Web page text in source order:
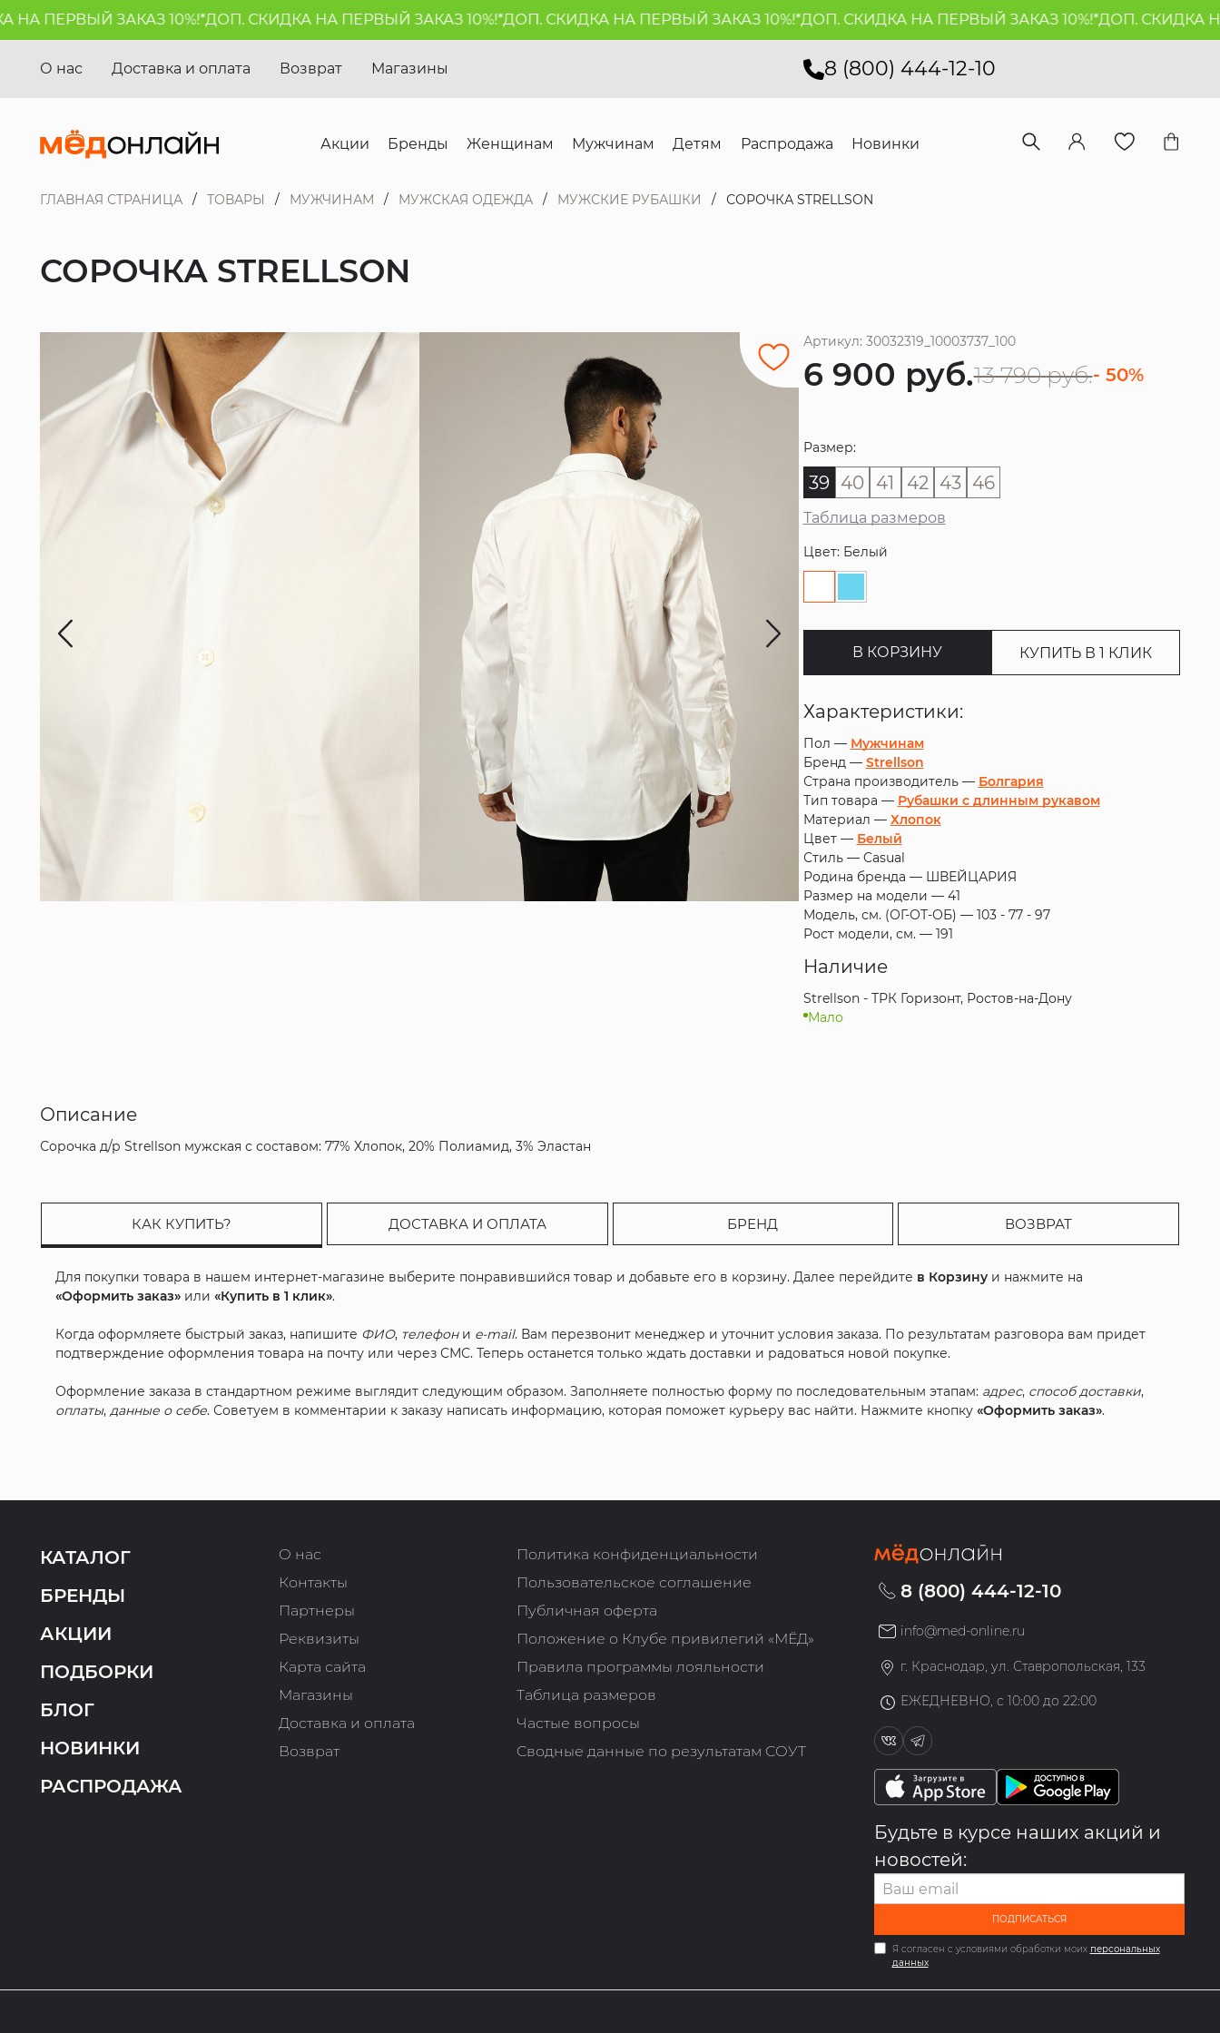
ПЕРВЫЙ ЗАКАЗ 10%!*ДОП. СКИДКА НА ПЕРВЫЙ ЗАКАЗ 10%!*ДОП. СКИДКА НА ПЕРВЫЙ ЗАКАЗ 10%!*ДОП. СКИДКА НА ПЕРВЫЙ ЗАКАЗ 10%!*ДОП. СКИДКА НА
8 (800) 444-12-10
О нас Доставка и оплата Возврат Магазины
Акции Бренды Женщинам Мужчинам Детям Распродажа Новинки
ГЛАВНАЯ СТРАНИЦА ТОВАРЫ МУЖЧИНАМ МУЖСКАЯ ОДЕЖДА МУЖСКИЕ РУБАШКИ СОРОЧКА STRELLSON
СОРОЧКА STRELLSON
Артикул: 30032319_10003737_100
6 900 руб.13 790 руб.- 50%
Размер:
39 40 41 42 43 46
Таблица размеров
Цвет: Белый
В КОРЗИНУ КУПИТЬ В 1 КЛИК
Характеристики:
Пол — Мужчинам
Бренд — Strellson
Страна производитель — Болгария
Тип товара — Рубашки с длинным рукавом
Материал — Хлопок
Цвет — Белый
Стиль — Casual
Родина бренда — ШВЕЙЦАРИЯ
Размер на модели — 41
Модель, см. (ОГ-ОТ-ОБ) — 103 - 77 - 97
Рост модели, см. — 191
Наличие
Strellson - ТРК Горизонт, Ростов-на-Дону
Мало
Описание
Сорочка д/р Strellson мужская с составом: 77% Хлопок, 20% Полиамид, 3% Эластан
КАК КУПИТЬ? ДОСТАВКА И ОПЛАТА БРЕНД ВОЗВРАТ
Для покупки товара в нашем интернет-магазине выберите понравившийся товар и добавьте его в корзину. Далее перейдите в Корзину и нажмите на
«Оформить заказ» или«Купить в 1 клик».
Когда оформляете быстрый заказ, напишите ФИО, телефони e-mail. Вам перезвонит менеджер и уточнит условия заказа. По результатам разговора вам придет
подтверждение оформления товара на почту или через СМС. Теперь останется только ждать доставки и радоваться новой покупке.
Оформление заказа в стандартном режиме выглядит следующим образом. Заполняете полностью форму по последовательным этапам: адрес, способ доставки,
оплаты,данные о себе. Советуем в комментарии к заказу написать информацию, которая поможет курьеру вас найти. Нажмите кнопку«Оформить заказ».
КАТАЛОГ
БРЕНДЫ
АКЦИИ
ПОДБОРКИ
БЛОГ
НОВИНКИ
РАСПРОДАЖА
О нас
Контакты
Партнеры
Реквизиты
Карта сайта
Магазины
Доставка и оплата
Возврат
Политика конфиденциальности
Пользовательское соглашение
Публичная оферта
Положение о Клубе привилегий «МЁД»
Правила программы лояльности
Таблица размеров
Частые вопросы
Сводные данные по результатам СОУТ
8 (800) 444-12-10
info@med-online.ru
г. Краснодар, ул. Ставропольская, 133
ЕЖЕДНЕВНО, с 10:00 до 22:00
Будьте в курсе наших акций и
новостей:
ПОДПИСАТЬСЯ
Я согласен с условиями обработки моих персональных
данных